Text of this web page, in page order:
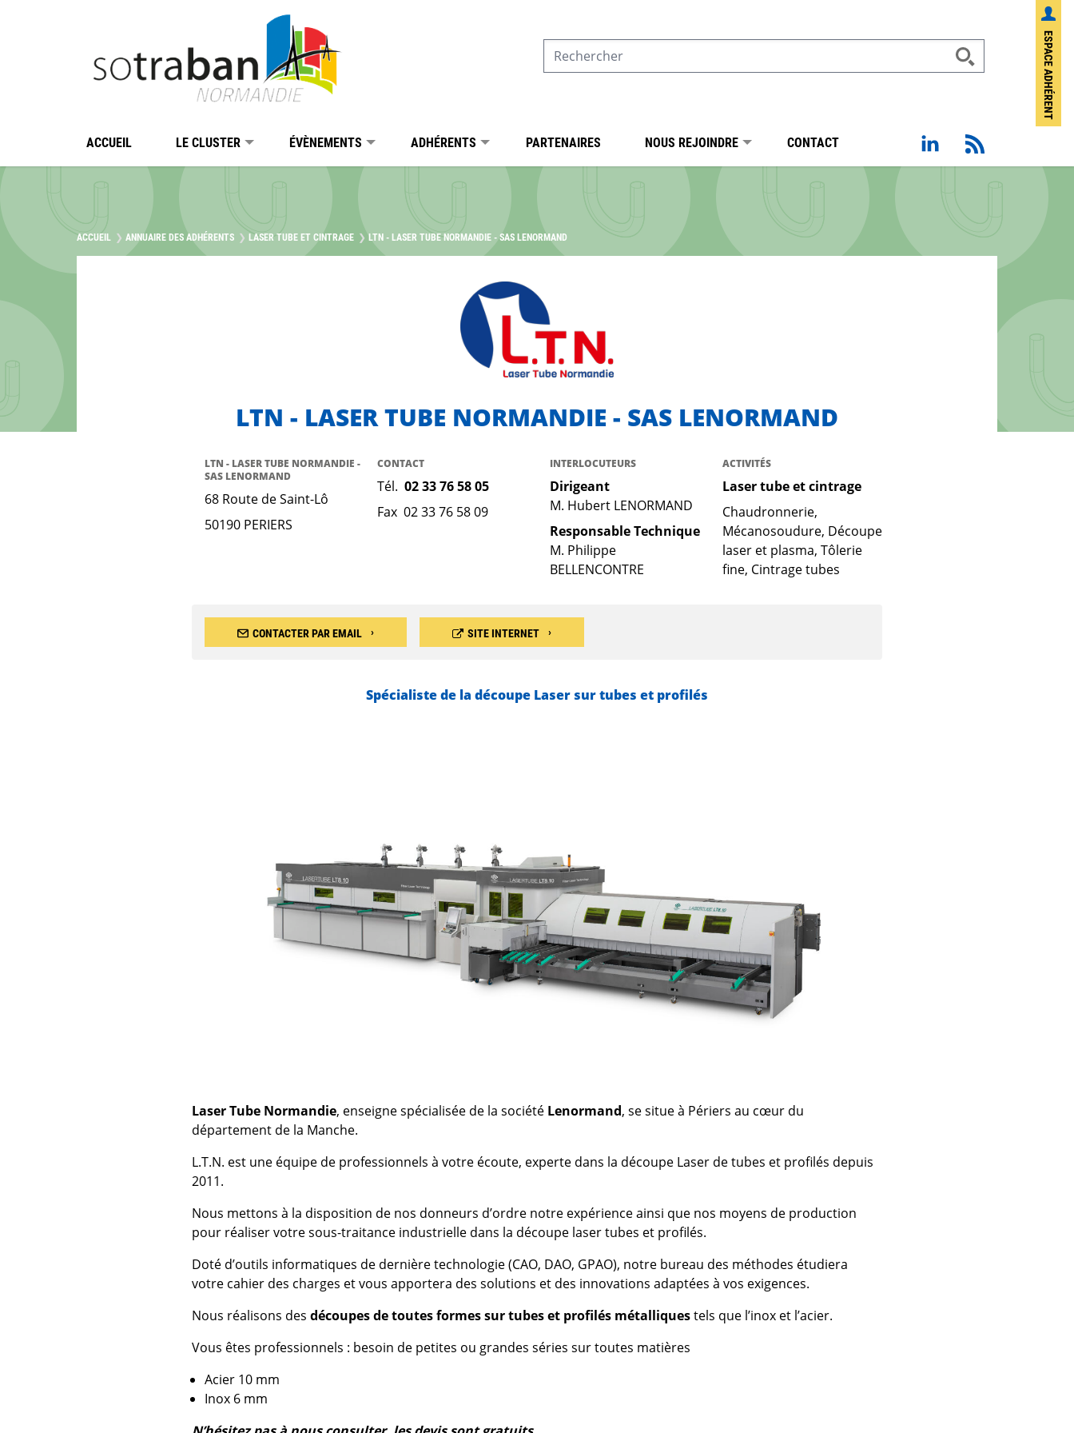
ESPACE ADHÉRENT
ACCUEIL LE CLUSTER ÉVÈNEMENTS ADHÉRENTS PARTENAIRES NOUS REJOINDRE CONTACT Page Linkedin de
ACCUEIL ANNUAIRE DES ADHÉRENTS LASER TUBE ET CINTRAGE LTN - LASER TUBE NORMANDIE - SAS LENORMAND
LTN - LASER TUBE NORMANDIE - SAS LENORMAND
LTN - LASER TUBE NORMANDIE -
SAS LENORMAND
68 Route de Saint-Lô
50190 PERIERS
CONTACT
Tél. 02 33 76 58 05
Fax 02 33 76 58 09
INTERLOCUTEURS
Dirigeant
M. Hubert LENORMAND
Responsable Technique
M. Philippe
BELLENCONTRE
ACTIVITÉS
Laser tube et cintrage
Chaudronnerie,
Mécanosoudure, Découpe
laser et plasma, Tôlerie
fine, Cintrage tubes
CONTACTER PAR EMAIL SITE INTERNET
Spécialiste de la découpe Laser sur tubes et profilés
Laser Tube Normandie, enseigne spécialisée de la société Lenormand, se situe à Périers au cœur du
département de la Manche.
L.T.N. est une équipe de professionnels à votre écoute, experte dans la découpe Laser de tubes et profilés depuis
2011.
Nous mettons à la disposition de nos donneurs d’ordre notre expérience ainsi que nos moyens de production
pour réaliser votre sous-traitance industrielle dans la découpe laser tubes et profilés.
Doté d’outils informatiques de dernière technologie (CAO, DAO, GPAO), notre bureau des méthodes étudiera
votre cahier des charges et vous apportera des solutions et des innovations adaptées à vos exigences.
Nous réalisons des découpes de toutes formes sur tubes et profilés métalliquestels que l’inox et l’acier.
Vous êtes professionnels : besoin de petites ou grandes séries sur toutes matières
Acier 10 mm
Inox 6 mm